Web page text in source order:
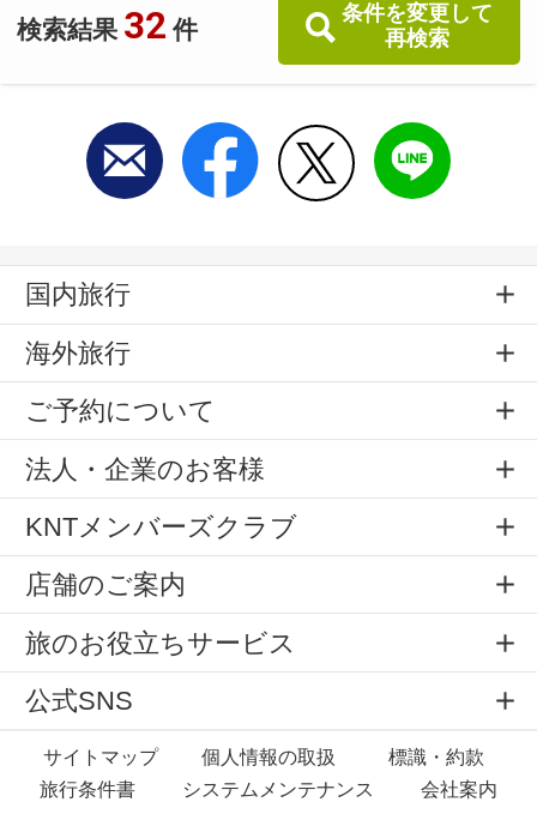
検索結果 32 件
条件を変更して
再検索
国内旅行
海外旅行
ご予約について
法人・企業のお客様
KNTメンバーズクラブ
店舗のご案内
旅のお役立ちサービス
公式SNS
サイトマップ 個人情報の取扱
標識・約款
旅行条件書
システムメンテナンス 会社案内